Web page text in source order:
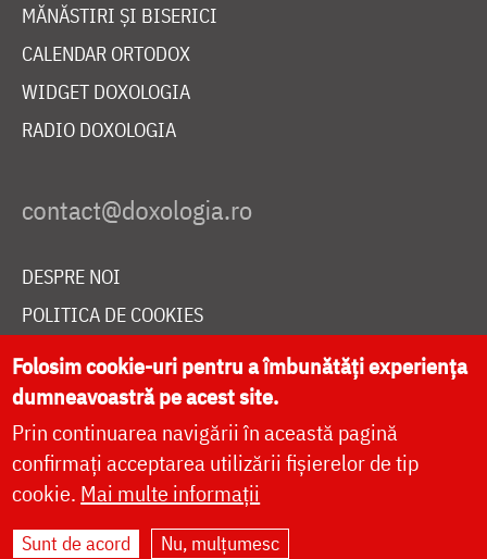
MĂNĂSTIRI ȘI BISERICI
CALENDAR ORTODOX
WIDGET DOXOLOGIA
RADIO DOXOLOGIA
DESPRE NOI
POLITICA DE COOKIES
DONEAZĂ ONLINE PENTRU CATEDRALA NAȚIONALĂ
LIVE
Site dezvoltat deDOXOLOGIA MEDIA
Folosim cookie-uri pentru a îmbunătăți experiența
dumneavoastră pe acest site.
Prin continuarea navigării în această pagină
confirmați acceptarea utilizării fișierelor de tip
cookie. Mai multe informații
Sunt de acord Nu, mulțumesc